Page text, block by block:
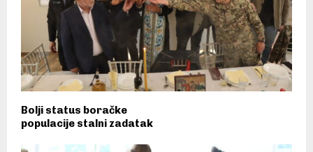
Bolji status boračke
populacije stalni zadatak